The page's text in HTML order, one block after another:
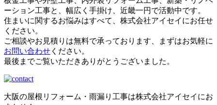
ーション工事と、幅広く手掛け、近畿一円で活動中です。
住まいに関するお悩みはすべて、株式会社アイセイにお任せ
ください。
ご相談やお見積りは無料で承っております、まずはお気軽に
お問い合わせ ください。
最後までご覧いただきありがとうございました。
大阪の屋根リフォーム・雨漏り工事は株式会社アイセイにお